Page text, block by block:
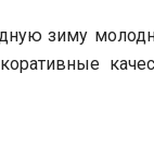
зиму